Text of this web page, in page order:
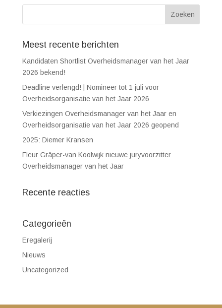
Meest recente berichten
Kandidaten Shortlist Overheidsmanager van het Jaar
2026 bekend!
Deadline verlengd! | Nomineer tot 1 juli voor
Overheidsorganisatie van het Jaar 2026
Verkiezingen Overheidsmanager van het Jaar en
Overheidsorganisatie van het Jaar 2026 geopend
2025: Diemer Kransen
Fleur Gräper-van Koolwijk nieuwe juryvoorzitter
Overheidsmanager van het Jaar
Recente reacties
Categorieën
Eregalerij
Nieuws
Uncategorized